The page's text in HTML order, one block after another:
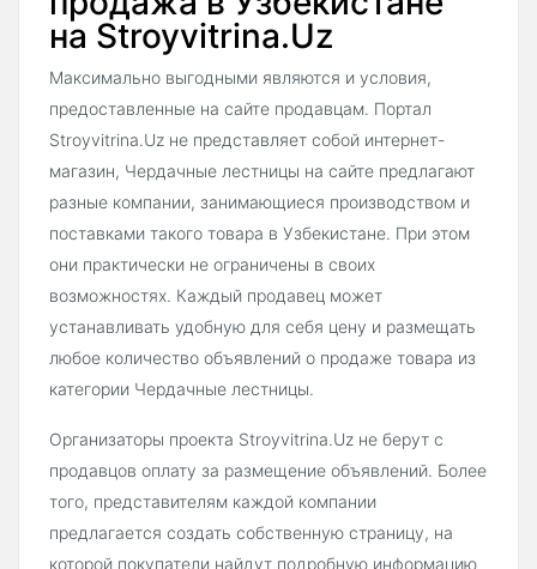
на Stroyvitrina.Uz
Максимально выгодными являются и условия,
предоставленные на сайте продавцам. Портал
Stroyvitrina.Uz не представляет собой интернет-
магазин, Чердачные лестницы на сайте предлагают
разные компании, занимающиеся производством и
поставками такого товара в Узбекистане. При этом
они практически не ограничены в своих
возможностях. Каждый продавец может
устанавливать удобную для себя цену и размещать
любое количество объявлений о продаже товара из
категории Чердачные лестницы.
Организаторы проекта Stroyvitrina.Uz не берут с
продавцов оплату за размещение объявлений. Более
того, представителям каждой компании
предлагается создать собственную страницу, на
которой покупатели найдут подробную информацию